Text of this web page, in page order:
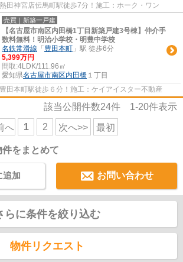
田神宮店伝馬町駅徒歩7分！施工：ホーク・ワン
売買｜新築一戸建
【名古屋市南区内田橋1丁目新築戸建3号棟】仲介手
数料無料！明治小学校・明豊中学校
名鉄常滑線 「 豊田本町 」駅 徒歩6分
5,399万円
間取:4LDK/111.96㎡
愛知県名古屋市南区内田橋 １丁目
田本町駅徒歩６分！施工：ケイアイスター不動産
該当公開件数24件 1-20件表示
へ 1 2 次へ>> 最初
をまとめて
お問い合わせ
追加
らに条件を絞り込む
物件リクエスト